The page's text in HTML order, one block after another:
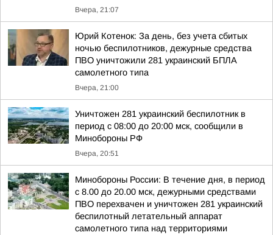
Вчера, 21:07
Юрий Котенок: За день, без учета сбитых
ночью беспилотников, дежурные средства
ПВО уничтожили 281 украинский БПЛА
самолетного типа
Вчера, 21:00
Уничтожен 281 украинский беспилотник в
период с 08:00 до 20:00 мск, сообщили в
Минобороны РФ
Вчера, 20:51
Минобороны России: В течение дня, в период
с 8.00 до 20.00 мск, дежурными средствами
ПВО перехвачен и уничтожен 281 украинский
беспилотный летательный аппарат
самолетного типа над территориями